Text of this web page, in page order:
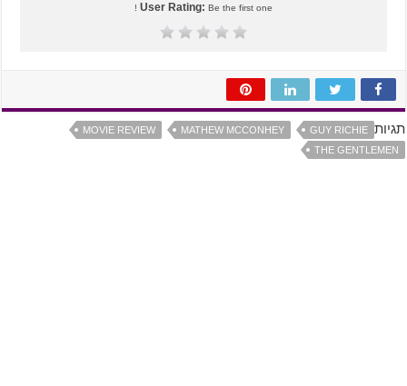
User Rating:Be the first one !
תגיות GUY RICHIE
MATHEW MCCONHEY
MOVIE REVIEW
THE GENTLEMEN